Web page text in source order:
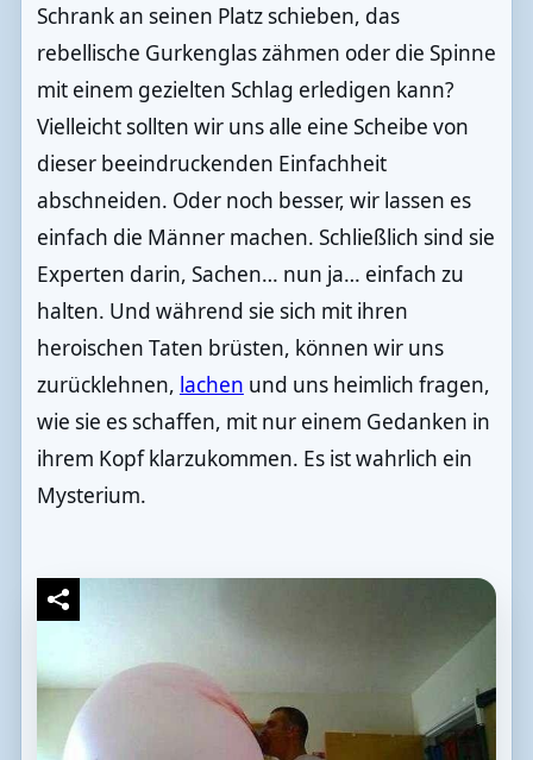
Schrank an seinen Platz schieben, das
rebellische Gurkenglas zähmen oder die Spinne
mit einem gezielten Schlag erledigen kann?
Vielleicht sollten wir uns alle eine Scheibe von
dieser beeindruckenden Einfachheit
abschneiden. Oder noch besser, wir lassen es
einfach die Männer machen. Schließlich sind sie
Experten darin, Sachen… nun ja… einfach zu
halten. Und während sie sich mit ihren
heroischen Taten brüsten, können wir uns
zurücklehnen, lachen und uns heimlich fragen,
wie sie es schaffen, mit nur einem Gedanken in
ihrem Kopf klarzukommen. Es ist wahrlich ein
Mysterium.